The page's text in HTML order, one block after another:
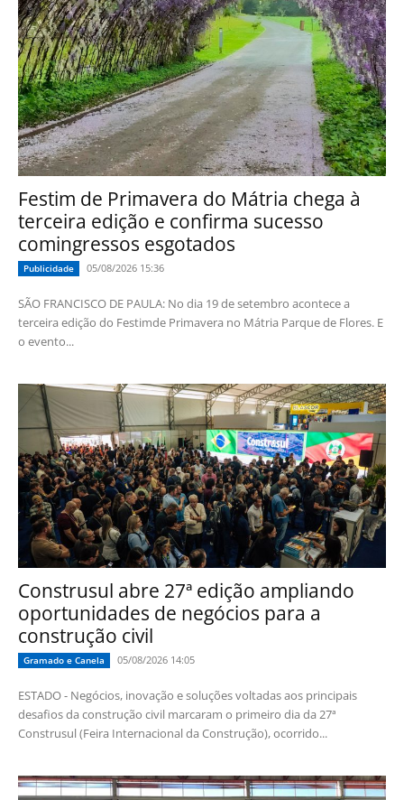
Festim de Primavera do Mátria chega à
terceira edição e confirma sucesso
comingressos esgotados
Publicidade 05/08/2026 15:36
SÃO FRANCISCO DE PAULA: No dia 19 de setembro acontece a
terceira edição do Festimde Primavera no Mátria Parque de Flores. E
o evento...
Construsul abre 27ª edição ampliando
oportunidades de negócios para a
construção civil
Gramado e Canela 05/08/2026 14:05
ESTADO - Negócios, inovação e soluções voltadas aos principais
desafios da construção civil marcaram o primeiro dia da 27ª
Construsul (Feira Internacional da Construção), ocorrido...